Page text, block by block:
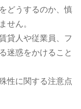
どうするのか、慎
せん。
貸人や従業員、フ
迷惑をかけること
性に関する注意点